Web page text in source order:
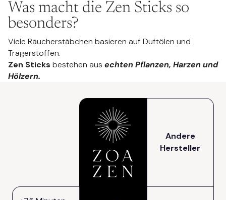
Was macht die Zen Sticks so
besonders?
Viele Räucherstäbchen basieren auf Duftölen und
Trägerstoffen.
Zen Sticks bestehen aus echten Pflanzen, Harzen und
Hölzern.
Andere
Hersteller